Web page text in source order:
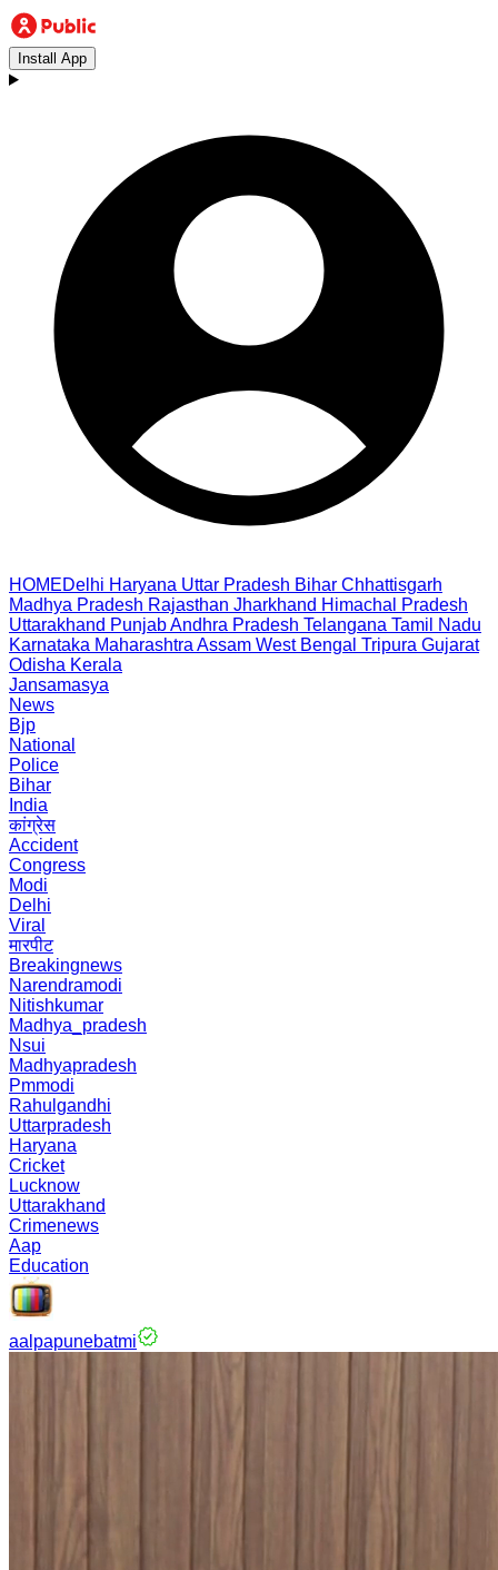
Install App
HOMEDelhi Haryana Uttar Pradesh Bihar Chhattisgarh
Madhya Pradesh Rajasthan Jharkhand Himachal Pradesh
Uttarakhand PunjabAndhra Pradesh Telangana Tamil Nadu
Karnataka Maharashtra Assam West Bengal Tripura Gujarat
Odisha Kerala
Jansamasya
News
Bjp
National
Police
Bihar
India
कांग्रेस
Accident
Congress
Modi
Delhi
Viral
मारपीट
Breakingnews
Narendramodi
Nitishkumar
Madhya_pradesh
Nsui
Madhyapradesh
Pmmodi
Rahulgandhi
Uttarpradesh
Haryana
Cricket
Lucknow
Uttarakhand
Crimenews
Aap
Education
aalpapunebatmi